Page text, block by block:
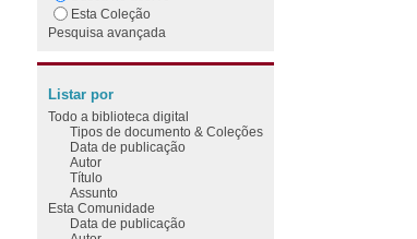
Esta Coleção
Pesquisa avançada
Listar por
Todo a biblioteca digital
Tipos de documento & Coleções
Data de publicação
Autor
Título
Assunto
Esta Comunidade
Data de publicação